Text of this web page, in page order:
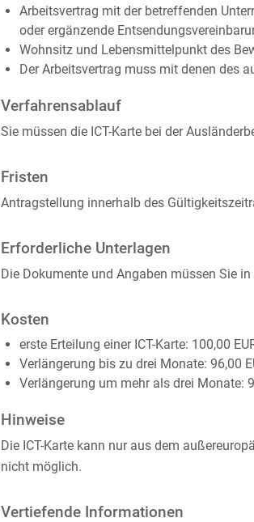
Arbeitsvertrag mit der betreffenden
oder ergänzende
Wohnsitz und Lebensmittelpunkt des
Der Arbeitsvertrag muss mit denen des
Verfahrensablauf
Sie müssen die ICT-Karte bei der
Fristen
Antragstellung innerhalb des
Erforderliche Unterlagen
Die Dokumente und Angaben müssen Sie
Kosten
erste Erteilung einer ICT-Karte: 100,00
Verlängerung bis zu drei Monate: 96,00
Verlängerung um mehr als drei Monate:
Hinweise
Die ICT-Karte kann nur aus dem
nicht möglich.
Vertiefende Informationen